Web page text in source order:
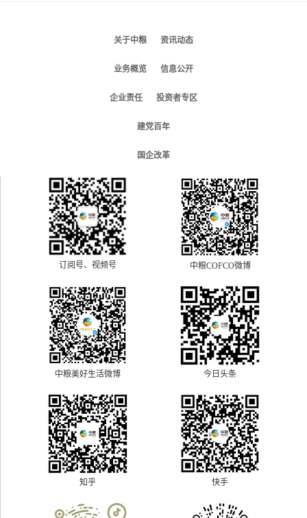
关于中粮 资讯动态
业务概览 信息公开
企业责任 投资者专区
建党百年
国企改革
订阅号、视频号 中粮COFCO微博
中粮美好生活微博 今日头条
知乎 快手